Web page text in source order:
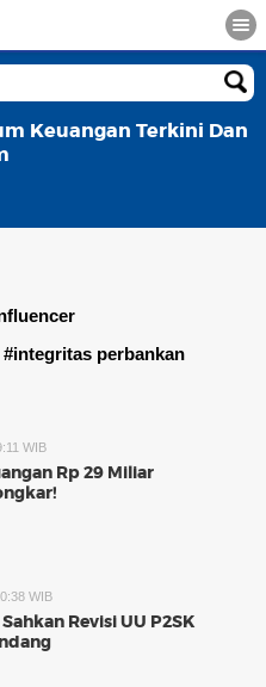
Keuangan Terkini Dan
#integritas perbankan
WIB
Rp 29 Miliar
WIB
Revisi UU P2SK